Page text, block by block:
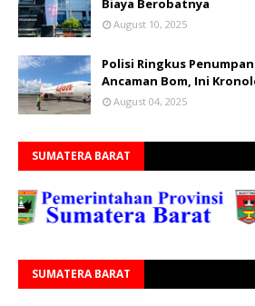
Biaya Berobatnya
August 10, 2025
Polisi Ringkus
Ancaman Bom, Ini
August 04, 2025
SUMATERA BARAT
SUMATERA BARAT